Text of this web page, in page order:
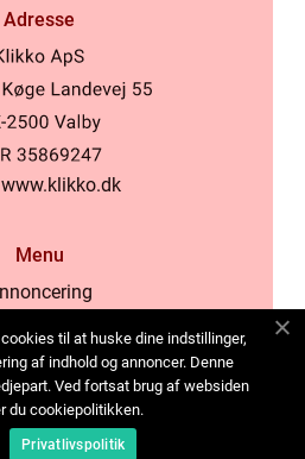
Adresse
www.klikko.dk
Menu
Cookies
os
Sitemap
til at huske dine indstillinger,
af indhold og annoncer. Denne
Ved fortsat brug af websiden
du cookiepolitikken.
Privatlivspolitik